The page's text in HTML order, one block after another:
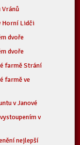
Vránů
Horní Lidči
dvoře
dvoře
farmě Strání
farmě ve
v Janové
v
nejlepší